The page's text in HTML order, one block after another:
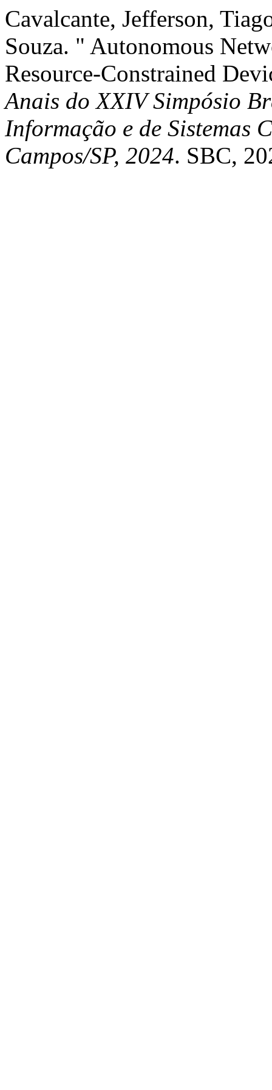
Cavalcante, Jefferson,
Souza. " Autonomous
Resource-Constrained
Anais do XXIV Simpósio
Informação e de Sistemas
Campos/SP, 2024. SBC,